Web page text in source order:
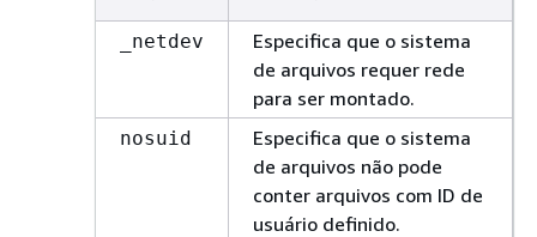
_netdev
Especifica que o sistema
de arquivos requer rede
para ser montado.
nosuid
Especifica que o sistema
de arquivos não pode
conter arquivos com ID de
usuário definido.